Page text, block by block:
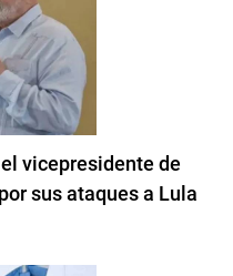
vicepresidente de
sus ataques a Lula